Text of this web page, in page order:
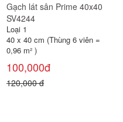
Gạch lát sân Prime 40x40
SV4244
Loại 1
40 x 40 cm (Thùng 6 viên =
0,96 m² )
100,000đ
120,000 đ